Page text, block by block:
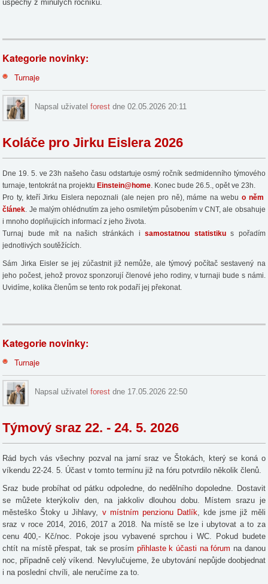
úspěchy z minulých ročníků.
Kategorie novinky:
Turnaje
Napsal uživatelforest dne 02.05.2026 20:11
Koláče pro Jirku Eislera 2026
Dne 19. 5. ve 23h našeho času odstartuje osmý ročník sedmidenního týmového
turnaje, tentokrát na projektuEinstein@home. Konec bude 26.5., opět ve 23h.
Pro ty, kteří Jirku Eislera nepoznali (ale nejen pro ně), máme na webu o něm
článek. Je malým ohlédnutím za jeho osmiletým působením v CNT, ale obsahuje
i mnoho doplňujicích informací z jeho života.
Turnaj bude mít na našich stránkách isamostatnou statistikus pořadím
jednotlivých soutěžících.
Sám Jirka Eisler se jej zúčastnit již nemůže, ale týmový počítač sestavený na
jeho počest, jehož provoz sponzorují členové jeho rodiny, v turnaji bude s námi.
Uvidíme, kolika členům se tento rok podaří jej překonat.
Kategorie novinky:
Turnaje
Napsal uživatelforest dne 17.05.2026 22:50
Týmový sraz 22. - 24. 5. 2026
Rád bych vás všechny pozval na jarní sraz ve Štokách, který se koná o
víkendu 22-24. 5. Účast v tomto termínu již na fóru potvrdilo několik členů.
Sraz bude probíhat od pátku odpoledne, do nedělního dopoledne. Dostavit
se můžete kterýkoliv den, na jakkoliv dlouhou dobu. Místem srazu je
městeško Štoky u Jihlavy, v místním penzionu Datlík , kde jsme již měli
sraz v roce 2014, 2016, 2017 a 2018. Na místě se lze i ubytovat a to za
cenu 400,- Kč/noc. Pokoje jsou vybavené sprchou i WC. Pokud budete
chtít na místě přespat, tak se prosím přihlaste k účasti na fórum na danou
noc, případně celý víkend. Nevylučujeme, že ubytování nepůjde doobjednat
i na poslední chvíli, ale neručíme za to.